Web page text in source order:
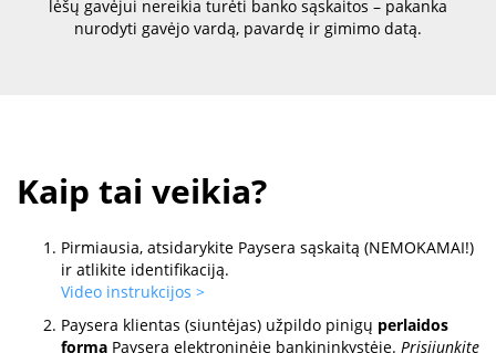
lėšų gavėjui nereikia turėti banko sąskaitos – pakanka
nurodyti gavėjo vardą, pavardę ir gimimo datą.
Kaip tai veikia?
Pirmiausia, atsidarykite Paysera sąskaitą (NEMOKAMAI!)
ir atlikite identifikaciją.
Video instrukcijos >
Paysera klientas (siuntėjas) užpildo pinigų perlaidos
formą Paysera elektroninėje bankininkystėje. Prisijunkite